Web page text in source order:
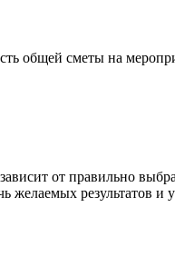
общей сметы на
от правильно
желаемых результатов